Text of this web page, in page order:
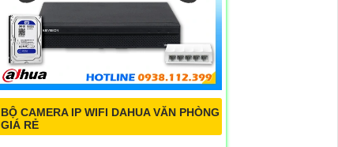
BỘ CAMERA IP WIFI DAHUA VĂN PHÒNG
GIÁ RẺ